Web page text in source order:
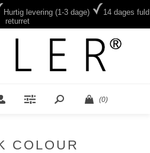
Hurtig levering (1-3 dage)
14 dages fuld
returret
(0)
COLOUR